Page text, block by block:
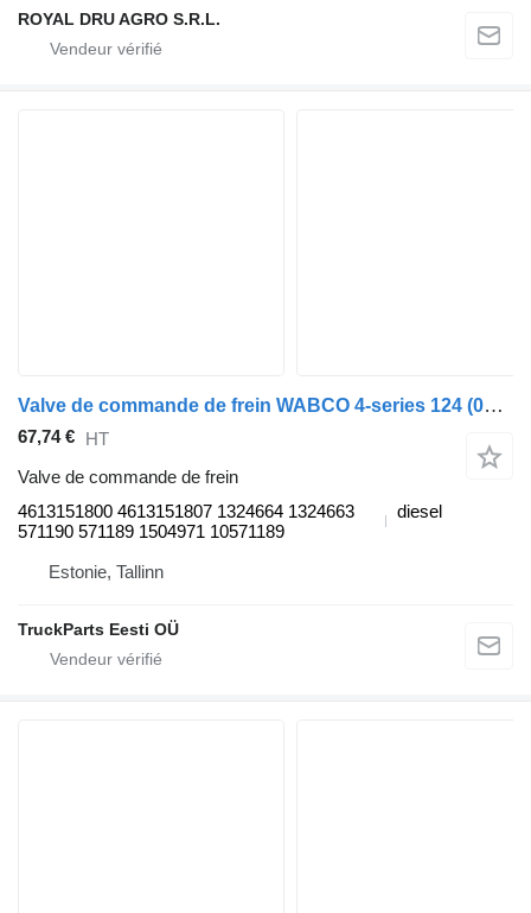
ROYAL DRU AGRO S.R.L.
Valve de commande de frein WABCO 4-series 124 (01.95-12.04) 4613151800 pour tracteur routier Scania 4-series (1995-2006)
67,74 € HT
Valve de commande de frein
4613151800 4613151807 1324664 1324663
571190 571189 1504971 10571189
diesel
Estonie, Tallinn
TruckParts Eesti OÜ